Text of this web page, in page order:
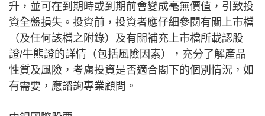
升，並可在到期時或到期前會變成毫無價值，引致投
資全盤損失。投資前，投資者應仔細參閱有關上市檔
（及任何該檔之附錄）及有關補充上市檔所載認股
證/牛熊證的詳情（包括風險因素），充分了解產品
性質及風險，考慮投資是否適合閣下的個別情況，如
有需要，應諮詢專業顧問。